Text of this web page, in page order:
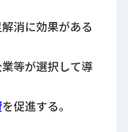
消に効果がある
等が選択して導
を促進する。